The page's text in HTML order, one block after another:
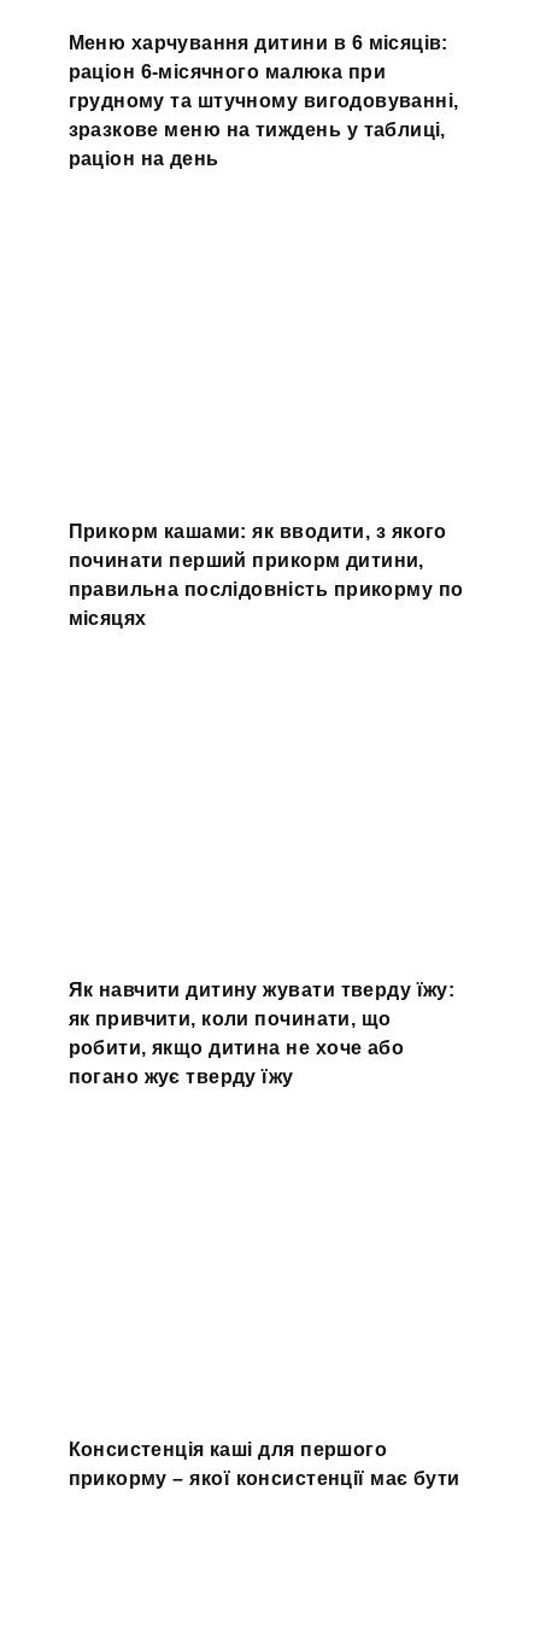
Меню харчування дитини в 6 місяців:
раціон 6-місячного малюка при
грудному та штучному вигодовуванні,
зразкове меню на тиждень у таблиці,
раціон на день
Прикорм кашами: як вводити, з якого
починати перший прикорм дитини,
правильна послідовність прикорму по
місяцях
Як навчити дитину жувати тверду їжу:
як привчити, коли починати, що
робити, якщо дитина не хоче або
погано жує тверду їжу
Консистенція каші для першого
прикорму – якої консистенції має бути